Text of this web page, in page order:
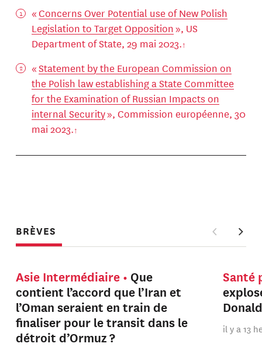
«Concerns Over Potential use of New Polish
Legislation to Target Opposition», US
Department of State, 29 mai 2023.
«Statement by the European Commission on
the Polish law establishing a State Committee
for the Examination of Russian Impacts on
internal Security», Commission européenne, 30
mai 2023.
BRÈVES
Asie Intermédiaire
Que
contient l’accord que l’Iran et
l’Oman seraient en train de
finaliser pour le transit dans le
détroit d’Ormuz ?
Santé
il y a 13